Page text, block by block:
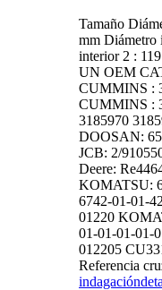
Tamaño
mm Diámetro
interior 2 :
UN OEM
CUMMINS :
CUMMINS :
3185970
DOOSAN:
JCB: 2/
Deere:
KOMATSU:
6742-01-01-
01220
01-01-01-01-
012205
Referencia
indagación